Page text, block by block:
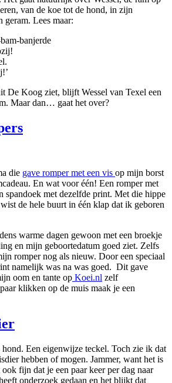
van de koe tot de hond, in zijn
geram. Lees maar:
banjerde
De Koog ziet, blijft Wessel van Texel een
Maar dan… gaat het over?
die gave romper met een vis op mijn borst
En wat voor één! Een romper met
spandoek met dezelfde print. Met die hippe
de hele buurt in één klap dat ik geboren
warme dagen gewoon met een broekje
en mijn geboortedatum goed ziet. Zelfs
romper nog als nieuw. Door een speciaal
namelijk was na was goed. Dit gave
oom en tante op Koei.nl zelf
klikken op de muis maak je een
hond. Een eigenwijze teckel. Toch zie ik dat
hebben of mogen. Jammer, want het is
fijn dat je een paar keer per dag naar
onderzoek gedaan en het blijkt dat